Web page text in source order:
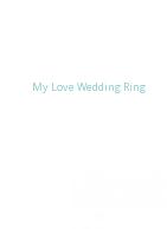
My Love Wedding Ring